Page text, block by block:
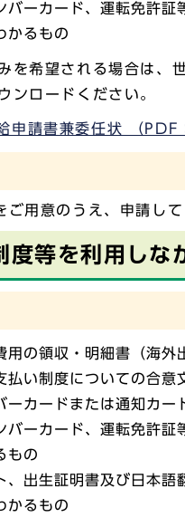
ーカード、運転免許証
かるもの
を希望される場合は、
ロードください。
申請書兼委任状 （PDF
用意のうえ、申請して
度等を利用しな
の領収・明細書（海外
い制度についての合意
ーカードまたは通知カー
ーカード、運転免許証
もの
出生証明書及び日本語
かるもの